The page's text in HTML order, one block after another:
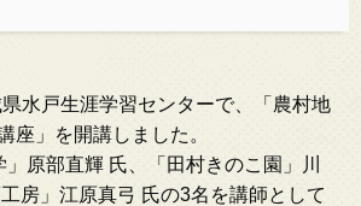
水戸生涯学習センターで、「農村地
座」を開講しました。
原部直輝 氏、「田村きのこ園」川
房」江原真弓 氏の3名を講師として